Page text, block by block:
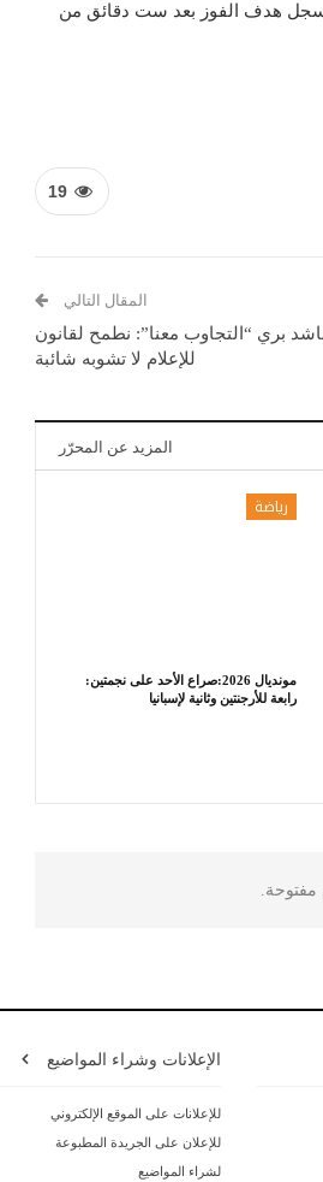
سجل هدف الفوز بعد ست دقائق من
19
المقال التالي
بري “التجاوب معنا”: نطمح لقانون
للإعلام لا تشوبه شائبة
المزيد عن المحرّر
رياضة
مونديال 2026:صراع الأحد على نجمتين:
رابعة للأرجنتين وثانية لإسبانيا
مفتوحة.
الإعلانات وشراء المواضيع
للإعلانات على الموقع الإلكتروني
للإعلان على الجريدة المطبوعة
لشراء المواضيع